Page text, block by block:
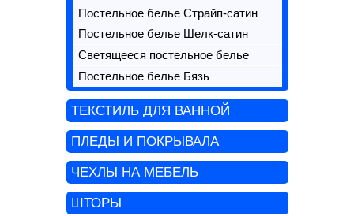
Постельное белье Страйп-сатин
Постельное белье Шелк-сатин
Светящееся постельное белье
Постельное белье Бязь
ТЕКСТИЛЬ ДЛЯ ВАННОЙ
ПЛЕДЫ И ПОКРЫВАЛА
ЧЕХЛЫ НА МЕБЕЛЬ
ШТОРЫ